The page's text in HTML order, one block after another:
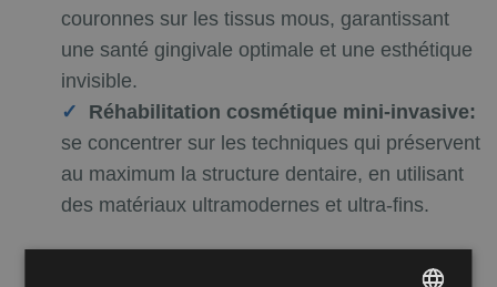
couronnes sur les tissus mous, garantissant
une santé gingivale optimale et une esthétique
invisible.
Réhabilitation cosmétique mini-invasive:
se concentrer sur les techniques qui préservent
au maximum la structure dentaire, en utilisant
des matériaux ultramodernes et ultra-fins.